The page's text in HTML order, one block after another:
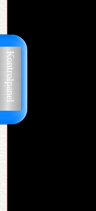
Kontrolpanel